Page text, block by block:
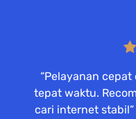
“Pelayanan
tepat waktu.
cari internet